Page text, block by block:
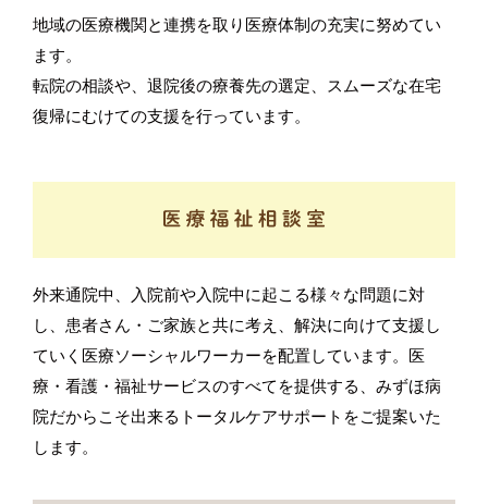
地域の医療機関と連携を取り医療体制の充実に努めてい
ます。
転院の相談や、退院後の療養先の選定、スムーズな在宅
復帰にむけての支援を行っています。
外来通院中、入院前や入院中に起こる様々な問題に対
し、患者さん・ご家族と共に考え、解決に向けて支援し
ていく医療ソーシャルワーカーを配置しています。医
療・看護・福祉サービスのすべてを提供する、みずほ病
院だからこそ出来るトータルケアサポートをご提案いた
します。